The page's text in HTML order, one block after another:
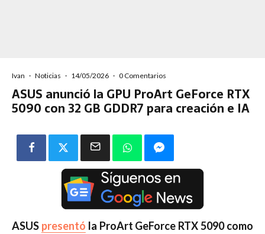
Ivan · Noticias · 14/05/2026 · 0 Comentarios
ASUS anunció la GPU ProArt GeForce RTX
5090 con 32 GB GDDR7 para creación e IA
ASUS presentó la ProArt GeForce RTX 5090 como